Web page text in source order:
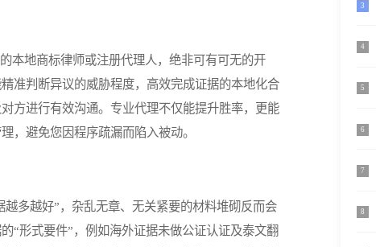
地商标律师或注册代理人，绝非可有可无的开
准判断异议的威胁程度，高效完成证据的本地化合
方进行有效沟通。专业代理不仅能提升胜率，更能
，避免您因程序疏漏而陷入被动。
多越好”，杂乱无章、无关紧要的材料堆砌反而会
“形式要件”，例如海外证据未做公证认证及泰文翻
3
4
5
6
7
8